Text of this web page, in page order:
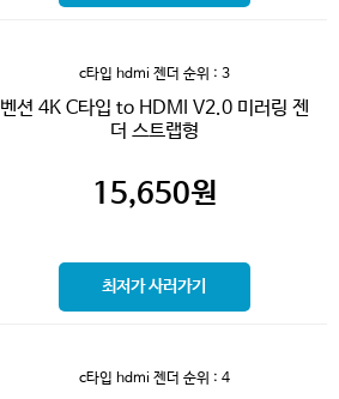
c타입 hdmi 젠더 순위 : 3
벤션 4K C타입 to HDMI V2.0 미러링 젠
더 스트랩형
15,650원
최저가 사러가기
c타입 hdmi 젠더 순위 : 4